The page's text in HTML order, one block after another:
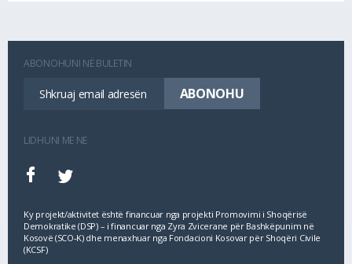
ABONOHUNI NË BULETIN
LIDHUNI ME NE
Ky projekt/aktivitet është financuar nga projekti Promovimi i Shoqërisë
Demokratike (DSP) – i financuar nga Zyra Zvicerane për Bashkëpunim në
Kosovë (SCO‐K) dhe menaxhuar nga Fondacioni Kosovar për Shoqëri Civile
(KCSF)